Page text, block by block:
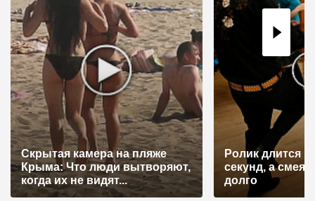
я
п
о
з
а
п
и
с
я
Скрытая камера на пляже
Крыма: Что люди вытворяют,
когда их не видят...
Ролик длится
секунд, а
долго